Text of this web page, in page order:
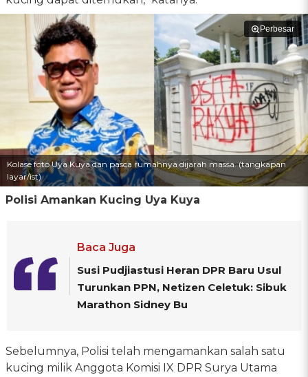
Perbesar
Kolase foto Uya Kuya dan pasca rumahnya dijarah massa. (tangkapan
layar/ist)
Polisi Amankan Kucing Uya Kuya
Baca Juga
Susi Pudjiastusi Heran DPR Baru Usul
Turunkan PPN, Netizen Celetuk: Sibuk
Marathon Sidney Bu
Sebelumnya, Polisi telah mengamankan salah satu
kucing milik Anggota Komisi IX DPR Surya Utama